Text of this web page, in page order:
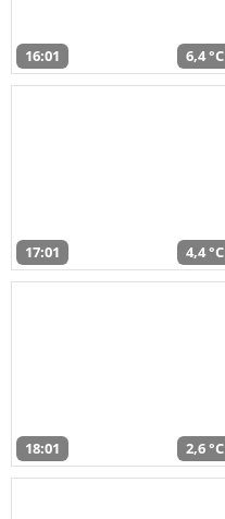
16:01 6,4 °C
17:01 4,4 °C
18:01 2,6 °C